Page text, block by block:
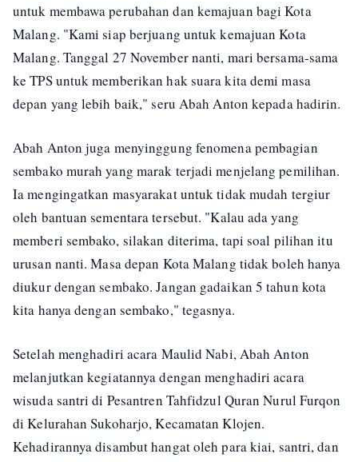
untuk membawa perubahan dan kemajuan bagi Kota
Malang. "Kami siap berjuang untuk kemajuan Kota
Malang. Tanggal 27 November nanti, mari bersama-sama
ke TPS untuk memberikan hak suara kita demi masa
depan yang lebih baik," seru Abah Anton kepada hadirin.
Abah Anton juga menyinggung fenomena pembagian
sembako murah yang marak terjadi menjelang pemilihan.
Ia mengingatkan masyarakat untuk tidak mudah tergiur
oleh bantuan sementara tersebut. "Kalau ada yang
memberi sembako, silakan diterima, tapi soal pilihan itu
urusan nanti. Masa depan Kota Malang tidak boleh hanya
diukur dengan sembako. Jangan gadaikan 5 tahun kota
kita hanya dengan sembako," tegasnya.
Setelah menghadiri acara Maulid Nabi, Abah Anton
melanjutkan kegiatannya dengan menghadiri acara
wisuda santri di Pesantren Tahfidzul Quran Nurul Furqon
di Kelurahan Sukoharjo, Kecamatan Klojen.
Kehadirannya disambut hangat oleh para kiai, santri, dan